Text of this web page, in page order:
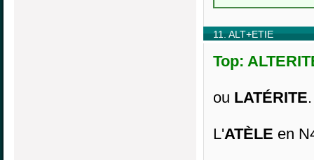
11. ALT+ETIE
Top:
ou LATÉRITE.
L'ATÈLE en